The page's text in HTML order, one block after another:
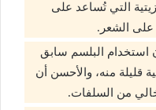
التي تُساعد على
على الشعر.
استخدام البلسم سابق
قليلة منه، والأحسن أن
من السلفات.